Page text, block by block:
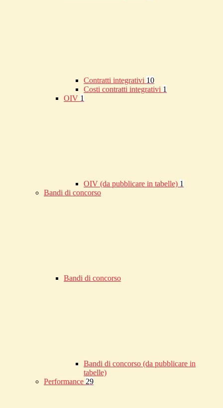
Contratti integrativi 10
Costi contratti integrativi 1
OIV 1
OIV (da pubblicare in tabelle) 1
Bandi di concorso
Bandi di concorso
Bandi di concorso (da pubblicare in
tabelle)
Performance 29